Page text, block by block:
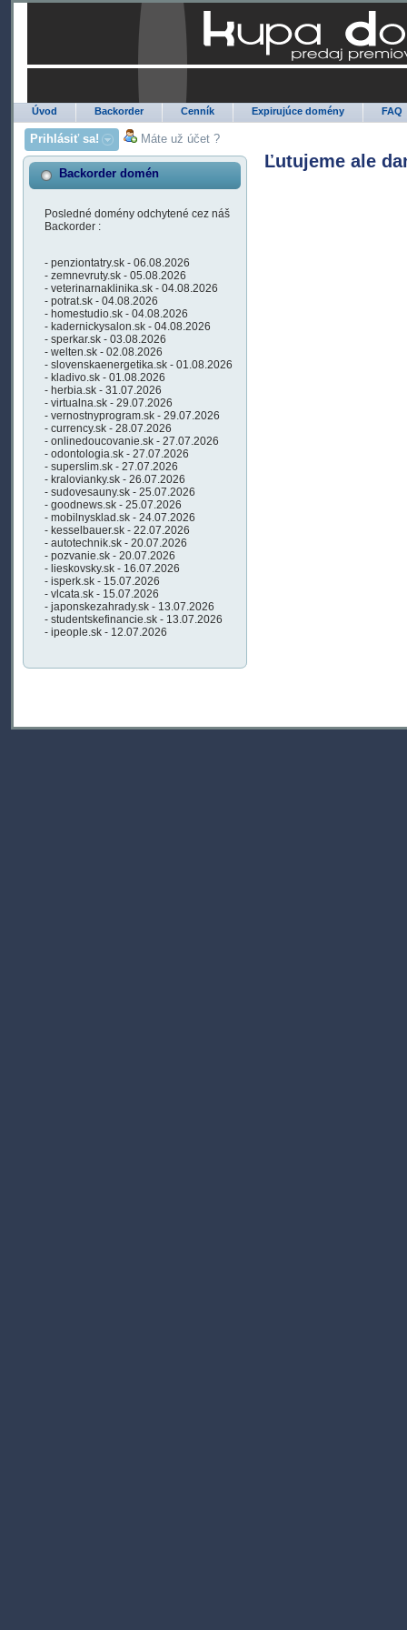
Úvod Backorder Cenník Expirujúce domény FAQ
Prihlásiť sa! Máte už účet ?
Backorder domén
Posledné domény odchytené cez náš
Backorder :
- penziontatry.sk - 06.08.2026
- zemnevruty.sk - 05.08.2026
- veterinarnaklinika.sk - 04.08.2026
- potrat.sk - 04.08.2026
- homestudio.sk - 04.08.2026
- kadernickysalon.sk - 04.08.2026
- sperkar.sk - 03.08.2026
- welten.sk - 02.08.2026
- slovenskaenergetika.sk - 01.08.2026
- kladivo.sk - 01.08.2026
- herbia.sk - 31.07.2026
- virtualna.sk - 29.07.2026
- vernostnyprogram.sk - 29.07.2026
- currency.sk - 28.07.2026
- onlinedoucovanie.sk - 27.07.2026
- odontologia.sk - 27.07.2026
- superslim.sk - 27.07.2026
- kralovianky.sk - 26.07.2026
- sudovesauny.sk - 25.07.2026
- goodnews.sk - 25.07.2026
- mobilnysklad.sk - 24.07.2026
- kesselbauer.sk - 22.07.2026
- autotechnik.sk - 20.07.2026
- pozvanie.sk - 20.07.2026
- lieskovsky.sk - 16.07.2026
- isperk.sk - 15.07.2026
- vlcata.sk - 15.07.2026
- japonskezahrady.sk - 13.07.2026
- studentskefinancie.sk - 13.07.2026
- ipeople.sk - 12.07.2026
Ľutujeme ale